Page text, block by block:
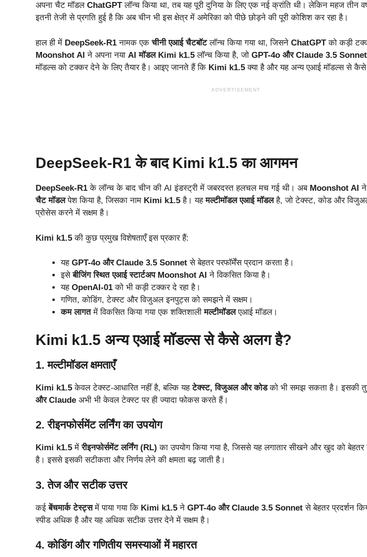
अपना चैट मॉडल ChatGPTलॉन्च किया था, तब यह पूरी दुनिया के लिए एक नई क्रांति थी। लेकिन महज तीन
इतनी तेजी से प्रगति हुई है कि अब चीन भी इस क्षेत्र में अमेरिका को पीछे छोड़ने की पूरी कोशिश कर रहा है।
हाल ही में DeepSeek-R1 नामक एकचीनी एआई चैटबॉटलॉन्च किया गया था, जिसने ChatGPTको कड़ी
Moonshot AI ने अपना नया AI मॉडल Kimi k1.5 लॉन्च किया है, जो GPT-4o और Claude 3.5 Sonnet
मॉडल्स को टक्कर देने के लिए तैयार है। आइए जानते हैं कि Kimi k1.5 क्या है और यह अन्य एआई मॉडल्स से
ADVERTISEMENT
DeepSeek-R1 के बाद Kimi k1.5 का आगमन
DeepSeek-R1 के लॉन्च के बाद चीन की AI इंडस्ट्री में जबरदस्त हलचल मच गई थी। अब Moonshot AI
चैट मॉडलपेश किया है, जिसका नाम Kimi k1.5 है। यहमल्टीमॉडल एआई मॉडलहै, जो टेक्स्ट, कोड और
प्रोसेस करने में सक्षम है।
Kimi k1.5 की कुछ प्रमुख विशेषताएँ इस प्रकार हैं:
यह GPT-4o और Claude 3.5 Sonnet से बेहतर परफॉर्मेंस प्रदान करता है।
इसेबीजिंग स्थित एआई स्टार्टअप Moonshot AI ने विकसित किया है।
यह OpenAI-01 को भी कड़ी टक्कर दे रहा है।
गणित, कोडिंग, टेक्स्ट और विजुअल इनपुट्स को समझने में सक्षम।
कम लागतमें विकसित किया गया एक शक्तिशालीमल्टीमॉडलएआई मॉडल।
Kimi k1.5 अन्य एआई मॉडल्स से कैसे अलग है?
1. मल्टीमॉडल क्षमताएँ
Kimi k1.5 केवल टेक्स्ट-आधारित नहीं है, बल्कि यहटेक्स्ट, विजुअल और कोडको भी समझ सकता है। इसकी
और Claude अभी भी केवल टेक्स्ट पर ही ज्यादा फोकस करते हैं।
2. रीइनफोर्समेंट लर्निंग का उपयोग
Kimi k1.5 मेंरीइनफोर्समेंट लर्निंग (RL) का उपयोग किया गया है, जिससे यह लगातार सीखने और खुद को बेहतर
है। इससे इसकी सटीकता और निर्णय लेने की क्षमता बढ़ जाती है।
3. तेज और सटीक उत्तर
कईबेंचमार्क टेस्ट्समें पाया गया कि Kimi k1.5 ने GPT-4o और Claude 3.5 Sonnet से बेहतर प्रदर्शन
स्पीड अधिक है और यह अधिक सटीक उत्तर देने में सक्षम है।
4. कोडिंग और गणितीय समस्याओं में महारत